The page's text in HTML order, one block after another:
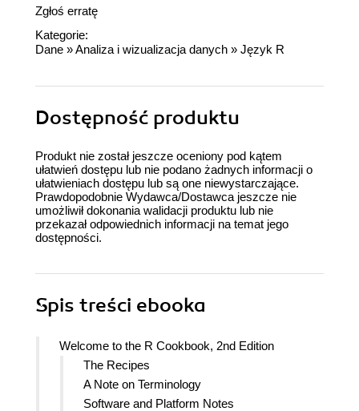
Zgłoś erratę
Kategorie:
Dane »Analiza i wizualizacja danych » Język R
Dostępność produktu
Produkt nie został jeszcze oceniony pod kątem
ułatwień dostępu lub nie podano żadnych informacji o
ułatwieniach dostępu lub są one niewystarczające.
Prawdopodobnie Wydawca/Dostawca jeszcze nie
umożliwił dokonania walidacji produktu lub nie
przekazał odpowiednich informacji na temat jego
dostępności.
Spis treści ebooka
Welcome to the R Cookbook, 2nd Edition
The Recipes
A Note on Terminology
Software and Platform Notes